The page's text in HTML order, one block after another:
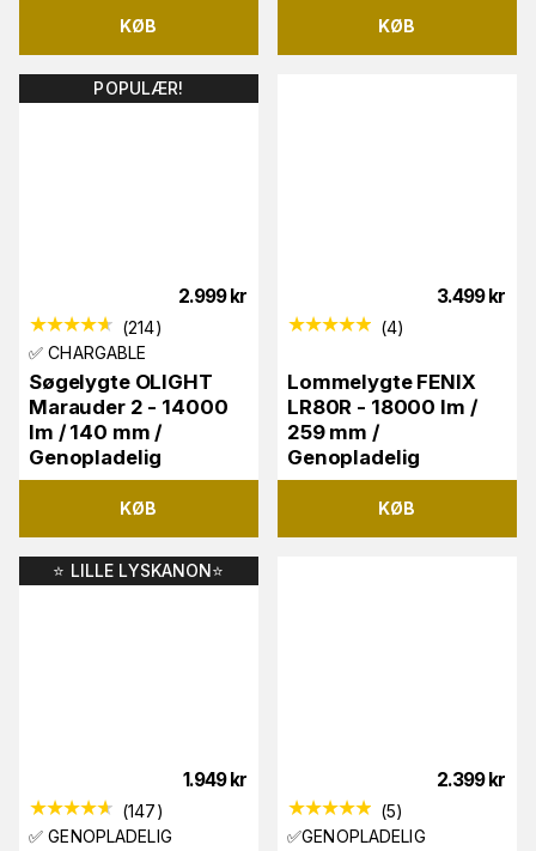
KØB KØB
POPULÆR!
2.999 kr
(214)
✅ CHARGABLE
Søgelygte OLIGHT
Marauder 2 - 14000
lm / 140 mm /
Genopladelig
KØB
3.499 kr
(4)
Lommelygte FENIX
LR80R - 18000 lm /
259 mm /
Genopladelig
KØB
⭐️ LILLE LYSKANON⭐️
1.949 kr
(147)
✅ GENOPLADELIG
2.399 kr
(5)
✅GENOPLADELIG